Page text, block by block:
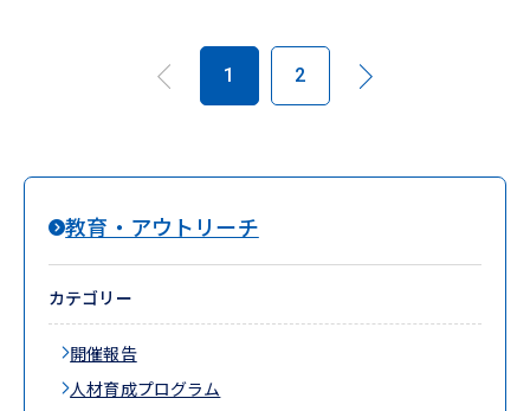
1 2
教育・アウトリーチ
カテゴリー
開催報告
人材育成プログラム